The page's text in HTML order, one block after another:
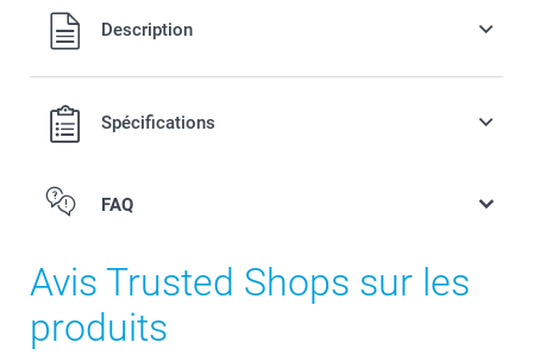
19,95 / pièce
A utiliser en décoration dans la chambre de bébé
Matériau : PVC incassable, anti-poussière, facile à
Dimensions : 12 cm (haut) x 6 cm (diamètre)
Tous les prix sont en francs suisses (CHF), TVA incluse et
hors frais de port.
Description
Spécifications
FAQ
Avis Trusted Shops sur les
produits